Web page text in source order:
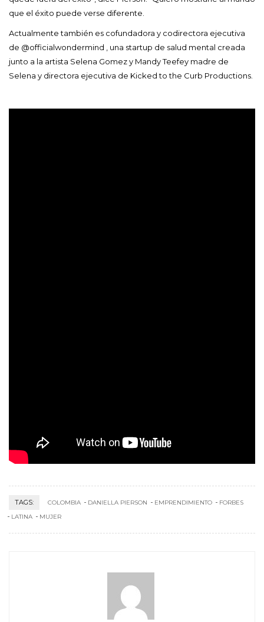
que el éxito puede verse diferente.
Actualmente también es cofundadora y codirectora ejecutiva
de @officialwondermind , una startup de salud mental creada
junto a la artista Selena Gomez y Mandy Teefey madre de
Selena y directora ejecutiva de Kicked to the Curb Productions.
TAGS: COLOMBIA DANIELLA PIERSON EMPRENDIMIENTO
FORBES
LATINA
MUJER